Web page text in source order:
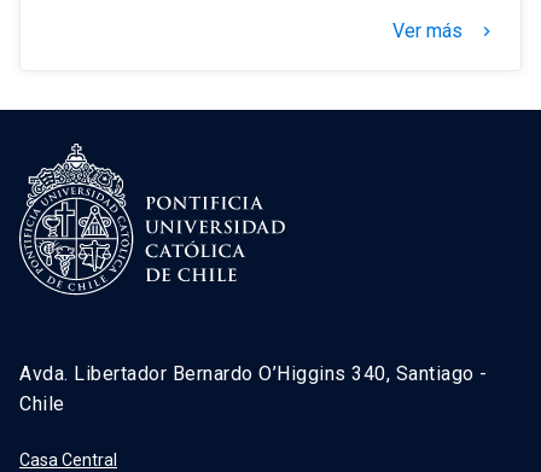
Ver más keyboard_arrow_right
Avda. Libertador Bernardo O’Higgins 340, Santiago -
Chile
Casa Central